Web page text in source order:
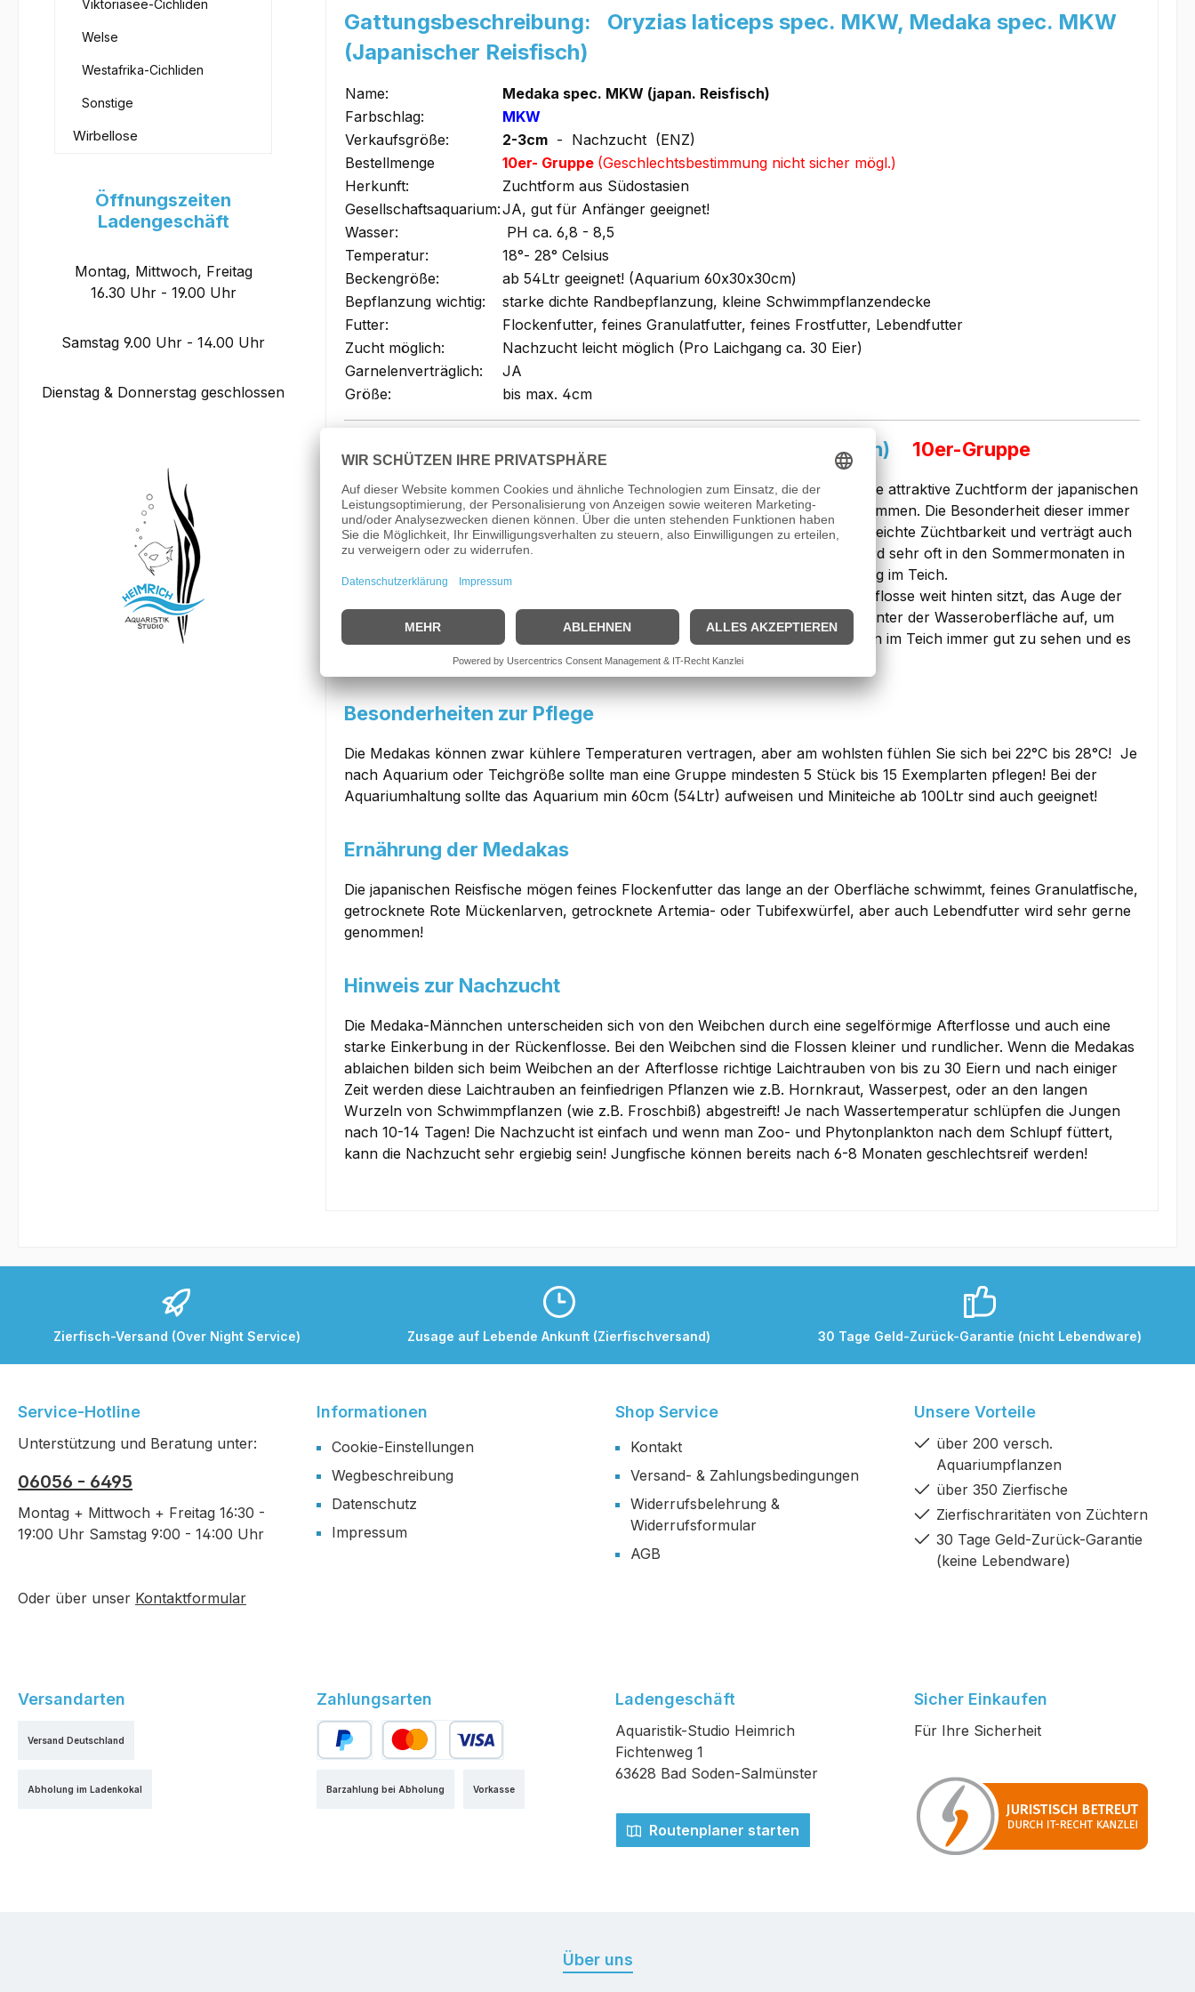
Viktoriasee-Cichliden
Welse
Westafrika-Cichliden
Sonstige
Wirbellose
Öffnungszeiten
Ladengeschäft
Montag, Mittwoch, Freitag
16.30 Uhr - 19.00 Uhr
Samstag 9.00 Uhr - 14.00 Uhr
Dienstag & Donnerstag geschlossen
Gattungsbeschreibung: Oryzias laticeps spec. MKW, Medaka spec. MKW
(Japanischer Reisfisch)
Name:
Medaka spec. MKW (japan. Reisfisch)
Farbschlag:
MKW
Verkaufsgröße:
2-3cm - Nachzucht (ENZ)
Bestellmenge
10er- Gruppe (Geschlechtsbestimmung nicht sicher mögl.)
Herkunft:
Zuchtform aus Südostasien
Gesellschaftsaquarium:JA, gut für Anfänger geeignet!
Wasser:
PH ca. 6,8 - 8,5
Temperatur:
18°- 28° Celsius
Beckengröße:
ab 54Ltr geeignet! (Aquarium 60x30x30cm)
Bepflanzung wichtig:
starke dichte Randbepflanzung, kleine Schwimmpflanzendecke
Futter:
Flockenfutter, feines Granulatfutter, feines Frostfutter, Lebendfutter
Zucht möglich:
Nachzucht leicht möglich (Pro Laichgang ca. 30 Eier)
Garnelenverträglich:
JA
Größe:
bis max. 4cm
Bemerkung: MEDAKA spec. MKW (Japanischer Reisfisch) 10er-Gruppe
Bei dem MEDAKA spec. MKW (Japanischer Reisfisch)handelt es sich um eine attraktive Zuchtform der japanischen
Reisfische, die ursprünglich aus Südostasien Japan, Korea, Vietnam, China stammen. Die Besonderheit dieser immer
beliebter werdenden Zierfische ist ihre Robustheit, ansprechendes Aussehen, leichte Züchtbarkeit und verträgt auch
tiefere Temperaturen von 5°C bis 8°C und ist somit auch Freiland geeignet! Wird sehr oft in den Sommermonaten in
kleinen Miniteichen im Freien gehalten und unterbindet auch die Mückenbildung im Teich.
Der MEDAKA hat einen schmalen, langgestreckten Körperbau, wo die Rückenflosse weit hinten sitzt, das Auge der
Medakas ist auffällig groß und die Fische halten sich als Oberflächenjäger oft unter der Wasseroberfläche auf, um
Anfluginsekten wie Mücken und Wasserläufer zu jagen! Hier sind die Fischchen im Teich immer gut zu sehen und es
sind richtige Anfängerfische!
Besonderheiten zur Pflege
Die Medakas können zwar kühlere Temperaturen vertragen, aber am wohlsten fühlen Sie sich bei 22°C bis 28°C! Je
nach Aquarium oder Teichgröße sollte man eine Gruppe mindesten 5 Stück bis 15 Exemplarten pflegen! Bei der
Aquariumhaltung sollte das Aquarium min 60cm (54Ltr) aufweisen und Miniteiche ab 100Ltr sind auch geeignet!
Ernährung der Medakas
Die japanischen Reisfische mögen feines Flockenfutter das lange an der Oberfläche schwimmt, feines Granulatfische,
getrocknete Rote Mückenlarven, getrocknete Artemia- oder Tubifexwürfel, aber auch Lebendfutter wird sehr gerne
genommen!
Hinweis zur Nachzucht
Die Medaka-Männchen unterscheiden sich von den Weibchen durch eine segelförmige Afterflosse und auch eine
starke Einkerbung in der Rückenflosse. Bei den Weibchen sind die Flossen kleiner und rundlicher. Wenn die Medakas
ablaichen bilden sich beim Weibchen an der Afterflosse richtige Laichtrauben von bis zu 30 Eiern und nach einiger
Zeit werden diese Laichtrauben an feinfiedrigen Pflanzen wie z.B. Hornkraut, Wasserpest, oder an den langen
Wurzeln von Schwimmpflanzen (wie z.B. Froschbiß) abgestreift! Je nach Wassertemperatur schlüpfen die Jungen
nach 10-14 Tagen! Die Nachzucht ist einfach und wenn man Zoo- und Phytonplankton nach dem Schlupf füttert,
kann die Nachzucht sehr ergiebig sein! Jungfische können bereits nach 6-8 Monaten geschlechtsreif werden!
Zierfisch-Versand (Over Night Service) Zusage auf Lebende Ankunft (Zierfischversand) 30 Tage Geld-Zurück-Garantie (nicht Lebendware)
Service-Hotline
Unterstützung und Beratung unter:
06056 - 6495
Montag + Mittwoch + Freitag 16:30 -
19:00 Uhr Samstag 9:00 - 14:00 Uhr
Oder über unser Kontaktformular
Informationen
Cookie-Einstellungen
Wegbeschreibung
Datenschutz
Impressum
Shop Service
Kontakt
Versand- & Zahlungsbedingungen
Widerrufsbelehrung &
Widerrufsformular
AGB
Unsere Vorteile
über 200 versch.
Aquariumpflanzen
über 350 Zierfische
Zierfischraritäten von Züchtern
30 Tage Geld-Zurück-Garantie
(keine Lebendware)
Versandarten
Versand Deutschland
Abholung im Ladenkokal
Zahlungsarten
Vorkasse
Barzahlung bei Abholung
Ladengeschäft
Aquaristik-Studio Heimrich
Fichtenweg 1
63628 Bad Soden-Salmünster
Routenplaner starten
Sicher Einkaufen
Für Ihre Sicherheit
Über uns